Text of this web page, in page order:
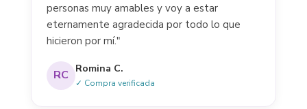
personas muy amables y voy a estar
eternamente agradecida por todo lo que
hicieron por mí."
RC Romina C.
✓ Compra verificada